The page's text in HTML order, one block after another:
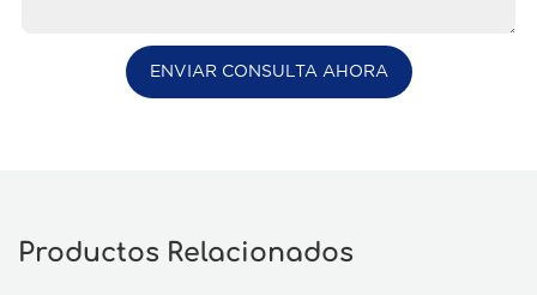
ENVIAR CONSULTA AHORA
Productos Relacionados